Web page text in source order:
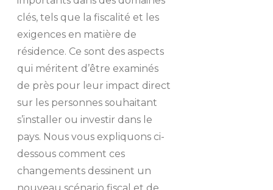
clés, tels que la fiscalité et les
exigences en matière de
résidence. Ce sont des aspects
qui méritent d’être examinés
de près pour leur impact direct
sur les personnes souhaitant
s’installer ou investir dans le
pays. Nous vous expliquons ci-
dessous comment ces
changements dessinent un